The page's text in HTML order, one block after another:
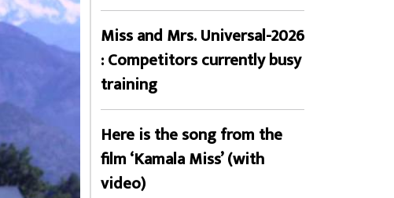
Miss and Mrs. Universal-2026
: Competitors currently busy
training
Here is the song from the
film ‘Kamala Miss’ (with
video)